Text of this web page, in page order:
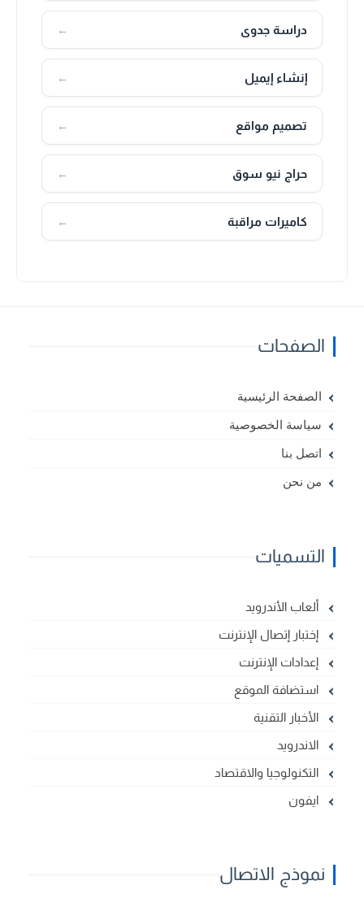
دراسة جدوى
إنشاء إيميل
تصميم مواقع
حراج نيو سوق
كاميرات مراقبة
الصفحات
الصفحة الرئيسية
سياسة الخصوصية
اتصل بنا
من نحن
التسميات
ألعاب الأندرويد
إختبار إتصال الإنترنت
إعدادات الإنترنت
استضافة الموقع
الأخبار التقنية
الاندرويد
التكنولوجيا والاقتصاد
ايفون
نموذج الاتصال